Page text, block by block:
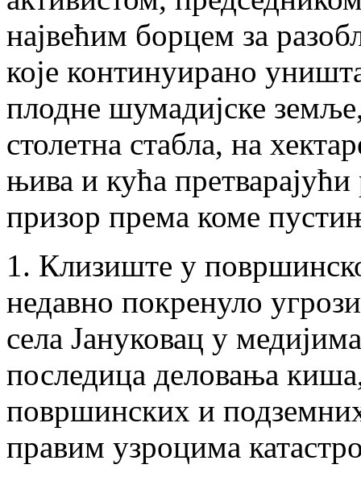
највећим борцем за
које континуирано
плодне шумадијске
столетна стабла, на
њива и кућа
призор према коме
1. Клизиште у
недавно покренуло
села Јануковац у
последица деловања
површинских и
правим узроцима